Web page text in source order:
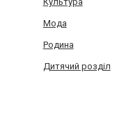
Мода
Родина
Дитячий розділ